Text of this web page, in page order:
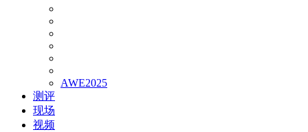
AWE2025
测评
现场
视频